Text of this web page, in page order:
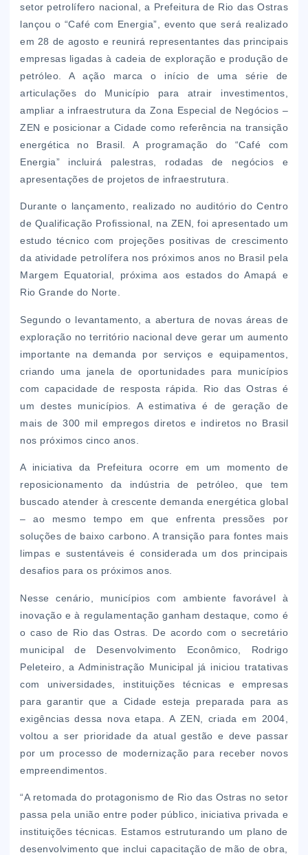
setor petrolífero nacional, a Prefeitura de Rio das Ostras
lançou o “Café com Energia”, evento que será realizado
em 28 de agosto e reunirá representantes das principais
empresas ligadas à cadeia de exploração e produção de
petróleo. A ação marca o início de uma série de
articulações do Município para atrair investimentos,
ampliar a infraestrutura da Zona Especial de Negócios –
ZEN e posicionar a Cidade como referência na transição
energética no Brasil. A programação do “Café com
Energia” incluirá palestras, rodadas de negócios e
apresentações de projetos de infraestrutura.
Durante o lançamento, realizado no auditório do Centro
de Qualificação Profissional, na ZEN, foi apresentado um
estudo técnico com projeções positivas de crescimento
da atividade petrolífera nos próximos anos no Brasil pela
Margem Equatorial, próxima aos estados do Amapá e
Rio Grande do Norte.
Segundo o levantamento, a abertura de novas áreas de
exploração no território nacional deve gerar um aumento
importante na demanda por serviços e equipamentos,
criando uma janela de oportunidades para municípios
com capacidade de resposta rápida. Rio das Ostras é
um destes municípios. A estimativa é de geração de
mais de 300 mil empregos diretos e indiretos no Brasil
nos próximos cinco anos.
A iniciativa da Prefeitura ocorre em um momento de
reposicionamento da indústria de petróleo, que tem
buscado atender à crescente demanda energética global
– ao mesmo tempo em que enfrenta pressões por
soluções de baixo carbono. A transição para fontes mais
limpas e sustentáveis é considerada um dos principais
desafios para os próximos anos.
Nesse cenário, municípios com ambiente favorável à
inovação e à regulamentação ganham destaque, como é
o caso de Rio das Ostras. De acordo com o secretário
municipal de Desenvolvimento Econômico, Rodrigo
Peleteiro, a Administração Municipal já iniciou tratativas
com universidades, instituições técnicas e empresas
para garantir que a Cidade esteja preparada para as
exigências dessa nova etapa. A ZEN, criada em 2004,
voltou a ser prioridade da atual gestão e deve passar
por um processo de modernização para receber novos
empreendimentos.
“A retomada do protagonismo de Rio das Ostras no setor
passa pela união entre poder público, iniciativa privada e
instituições técnicas. Estamos estruturando um plano de
desenvolvimento que inclui capacitação de mão de obra,